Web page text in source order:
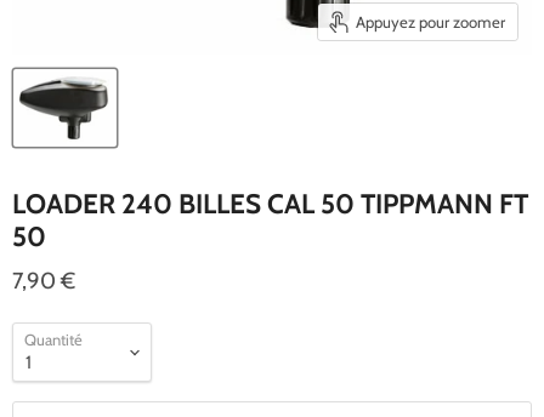
Appuyez pour zoomer
LOADER 240 BILLES CAL 50 TIPPMANN FT
50
7,90 €
Quantité